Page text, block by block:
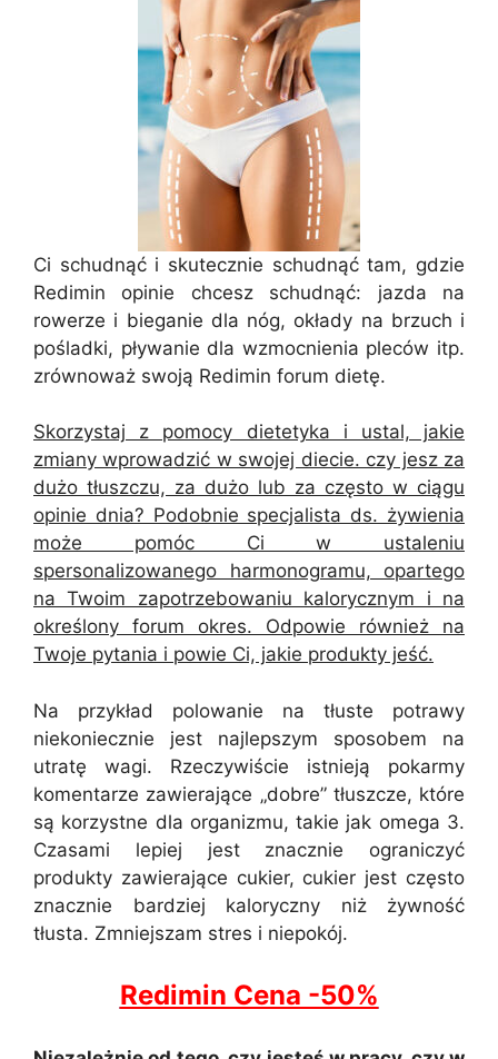
Ci schudnąć i skutecznie schudnąć tam, gdzie
Redimin opinie chcesz schudnąć: jazda na
rowerze i bieganie dla nóg, okłady na brzuch i
pośladki, pływanie dla wzmocnienia pleców itp.
zrównoważ swoją Redimin forum dietę.
Skorzystaj z pomocy dietetyka i ustal, jakie
zmiany wprowadzić w swojej diecie. czy jesz za
dużo tłuszczu, za dużo lub za często w ciągu
opinie dnia? Podobnie specjalista ds. żywienia
może pomóc Ci w ustaleniu
spersonalizowanego harmonogramu, opartego
na Twoim zapotrzebowaniu kalorycznym i na
określony forum okres. Odpowie również na
Twoje pytania i powie Ci, jakie produkty jeść.
Na przykład polowanie na tłuste potrawy
niekoniecznie jest najlepszym sposobem na
utratę wagi. Rzeczywiście istnieją pokarmy
komentarze zawierające „dobre” tłuszcze, które
są korzystne dla organizmu, takie jak omega 3.
Czasami lepiej jest znacznie ograniczyć
produkty zawierające cukier, cukier jest często
znacznie bardziej kaloryczny niż żywność
tłusta. Zmniejszam stres i niepokój.
Redimin Cena -50%